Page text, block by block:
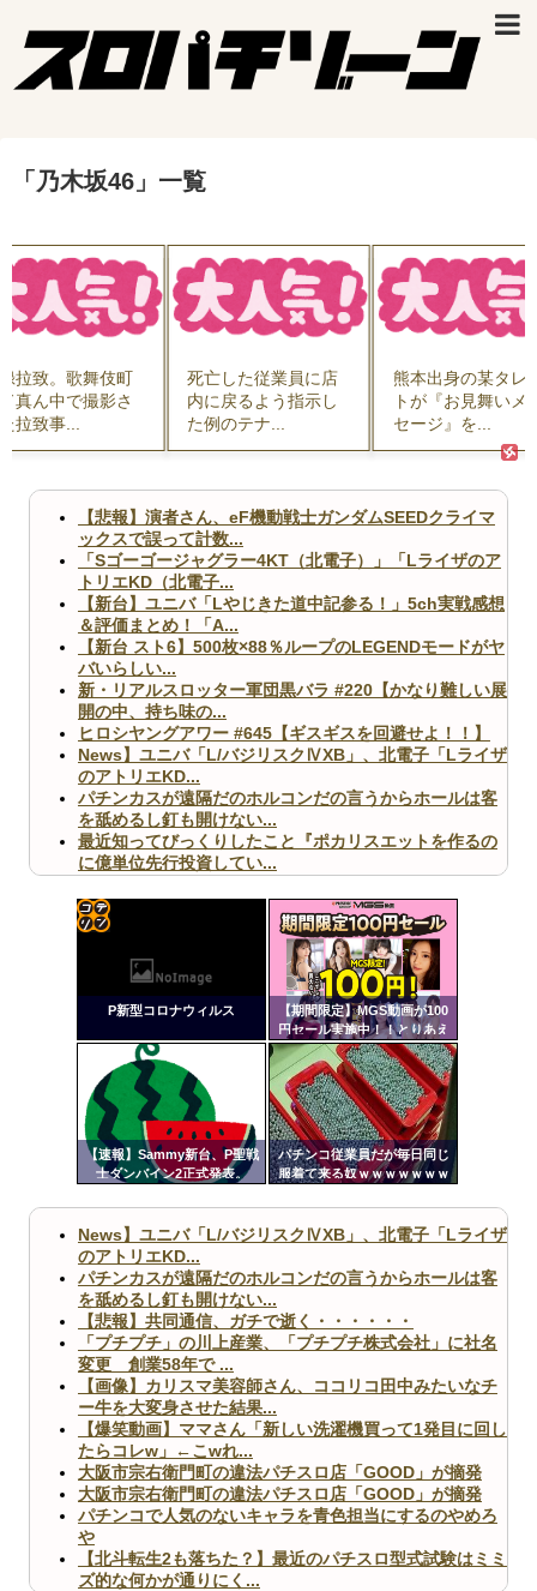
「 乃木坂46 」 一覧
拉致。歌舞伎町
真ん中で撮影さ
拉致事...
死亡した従業員に店
内に戻るよう指示し
た例のテナ...
熊本出身の某タレ
トが『お見舞いメ
セージ』を...
【悲報】演者さん、eF機動戦士ガンダムSEEDクライマ
ックスで誤って計数...
「Sゴーゴージャグラー4KT（北電子）」「Lライザのア
トリエKD（北電子...
【新台】ユニバ「Lやじきた道中記参る！」5ch実戦感想
＆評価まとめ！「A...
【新台 スト6】500枚×88％ループのLEGENDモードがヤ
バいらしい...
新・リアルスロッター軍団黒バラ #220【かなり難しい展
開の中、持ち味の...
ヒロシヤングアワー #645【ギスギスを回避せよ！！】
News】ユニバ「L/バジリスクⅣXB」、北電子「Lライザ
のアトリエKD...
パチンカスが遠隔だのホルコンだの言うからホールは客
を舐めるし釘も開けない...
最近知ってびっくりしたこと『ポカリスエットを作るの
に億単位先行投資してい...
ますｗ」←これどうす...
【閲覧注意】俺が近くにいると機械が壊れるんだけどさ
【画像】ペプシコーラ社、「こういうのでいいんだよ」
な新商品を発売
Powered by livedoor 相互RSS
P新型コロナウィルス
【期間限定】MGS動画が100
円セール実施中！！とりあえ
ず全部買うやろｗｗｗｗｗ
【速報】Sammy新台、P聖戦
士ダンバイン2正式発表。
パチンコ従業員だが毎日同じ
服着て来る奴ｗｗｗｗｗｗｗ
ンク
自動
更新
ツー
News】ユニバ「L/バジリスクⅣXB」、北電子「Lライザ
のアトリエKD...
パチンカスが遠隔だのホルコンだの言うからホールは客
を舐めるし釘も開けない...
【悲報】共同通信、ガチで逝く・・・・・・
「プチプチ」の川上産業、「プチプチ株式会社」に社名
変更 創業58年で ...
【画像】カリスマ美容師さん、ココリコ田中みたいなチ
ー牛を大変身させた結果...
【爆笑動画】ママさん「新しい洗濯機買って1発目に回し
たらコレw」←こwれ...
大阪市宗右衛門町の違法パチスロ店「GOOD」が摘発
大阪市宗右衛門町の違法パチスロ店「GOOD」が摘発
パチンコで人気のないキャラを青色担当にするのやめろ
や
【北斗転生2も落ちた？】最近のパチスロ型式試験はミミ
ズ的な何かが通りにく...